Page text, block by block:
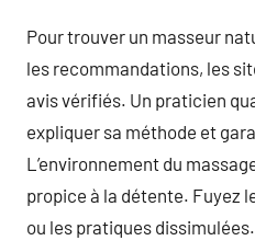
Pour trouver un masseur
les recommandations, les
avis vérifiés. Un praticien
expliquer sa méthode et
L’environnement du
propice à la détente. Fuyez
ou les pratiques